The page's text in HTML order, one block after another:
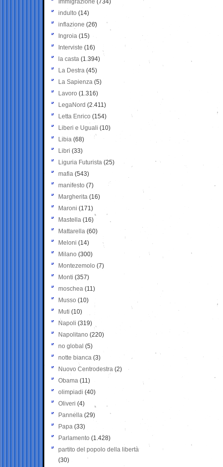
Immigrazione (734)
indulto (14)
inflazione (26)
Ingroia (15)
Interviste (16)
la casta (1.394)
La Destra (45)
La Sapienza (5)
Lavoro (1.316)
LegaNord (2.411)
Letta Enrico (154)
Liberi e Uguali (10)
Libia (68)
Libri (33)
Liguria Futurista (25)
mafia (543)
manifesto (7)
Margherita (16)
Maroni (171)
Mastella (16)
Mattarella (60)
Meloni (14)
Milano (300)
Montezemolo (7)
Monti (357)
moschea (11)
Musso (10)
Muti (10)
Napoli (319)
Napolitano (220)
no global (5)
notte bianca (3)
Nuovo Centrodestra (2)
Obama (11)
olimpiadi (40)
Oliveri (4)
Pannella (29)
Papa (33)
Parlamento (1.428)
partito del popolo della libertà
(30)